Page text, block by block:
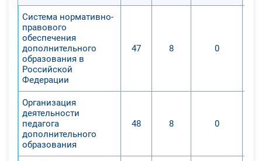
Система нормативно-
правового
обеспечения
дополнительного
образования в
Российской
Федерации
47 8 0
Организация
деятельности
педагога
дополнительного
образования
48 8 0